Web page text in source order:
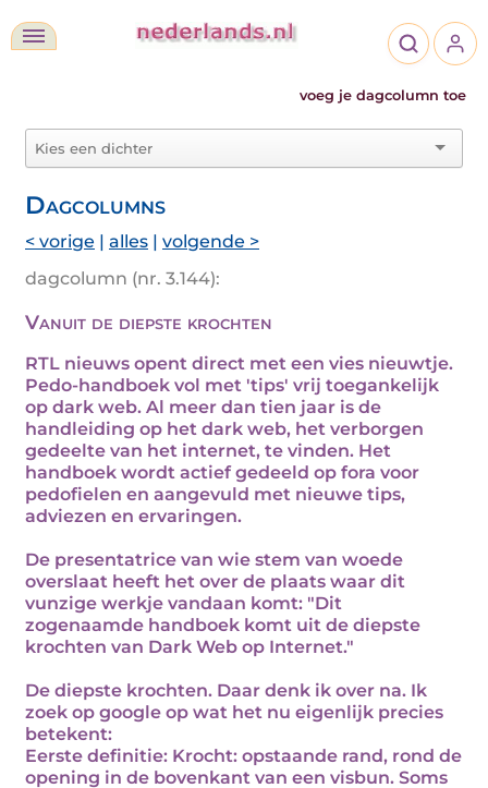
voeg je dagcolumn toe
Dagcolumns
< vorige | alles | volgende >
dagcolumn (nr. 3.144):
Vanuit de diepste krochten
RTL nieuws opent direct met een vies nieuwtje.
Pedo-handboek vol met 'tips' vrij toegankelijk
op dark web. Al meer dan tien jaar is de
handleiding op het dark web, het verborgen
gedeelte van het internet, te vinden. Het
handboek wordt actief gedeeld op fora voor
pedofielen en aangevuld met nieuwe tips,
adviezen en ervaringen.
De presentatrice van wie stem van woede
overslaat heeft het over de plaats waar dit
vunzige werkje vandaan komt: "Dit
zogenaamde handboek komt uit de diepste
krochten van Dark Web op Internet."
De diepste krochten. Daar denk ik over na. Ik
zoek op google op wat het nu eigenlijk precies
betekent:
Eerste definitie: Krocht: opstaande rand, rond de
opening in de bovenkant van een visbun. Soms